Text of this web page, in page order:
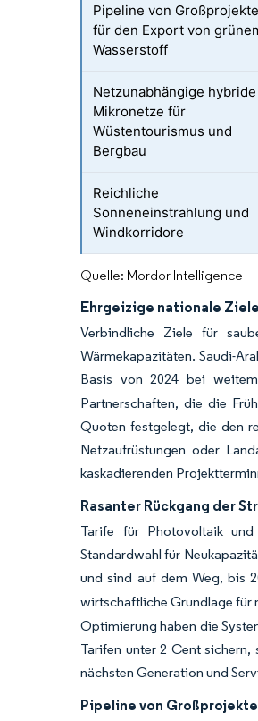
Pipeline von
für den Export von
Wasserstoff
Netzunabhängige hybride
Mikronetze für
Wüstentourismus und
Bergbau
Reichliche
Sonneneinstrahlung und
Windkorridore
Quelle: Mordor Intelligence
Ehrgeizige nationale
Verbindliche Ziele für
Wärmekapazitäten. Saudi-
Basis von 2024 bei
Partnerschaften, die die
Quoten festgelegt, die den
Netzaufrüstungen oder
kaskadierenden
Rasanter Rückgang der
Tarife für Photovoltaik
Standardwahl für
und sind auf dem Weg, bis
wirtschaftliche Grundlage für
Optimierung haben die
Tarifen unter 2 Cent
nächsten Generation und
Pipeline von